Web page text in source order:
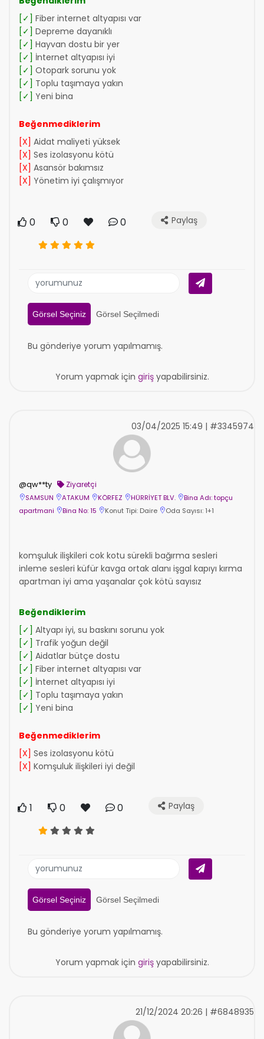
[✓] Fiber internet altyapısı var
[✓] Depreme dayanıklı
[✓] Hayvan dostu bir yer
[✓] İnternet altyapısı iyi
[✓] Otopark sorunu yok
[✓] Toplu taşımaya yakın
[✓] Yeni bina
Beğenmediklerim
[X] Aidat maliyeti yüksek
[X] Ses izolasyonu kötü
[X] Asansör bakımsız
[X] Yönetim iyi çalışmıyor
0 0 0 Paylaş
Görsel Seçiniz Görsel Seçilmedi
Bu gönderiye yorum yapılmamış.
Yorum yapmak için girişyapabilirsiniz.
@qw**ty Ziyaretçi
SAMSUN ATAKUM KÖRFEZ HÜRRİYET BLV.
Bina Adı: topçu
apartmani
Bina No: 15 Konut Tipi: Daire Oda Sayısı: 1+1
03/04/2025 15:49 | #3345974
komşuluk ilişkileri cok kotu sürekli bağırma sesleri
inleme sesleri küfür kavga ortak alanı işgal kapıyı kırma
apartman iyi ama yaşanalar çok kötü sayısız
Beğendiklerim
[✓] Altyapı iyi, su baskını sorunu yok
[✓] Trafik yoğun değil
[✓] Aidatlar bütçe dostu
[✓] Fiber internet altyapısı var
[✓] İnternet altyapısı iyi
[✓] Toplu taşımaya yakın
[✓] Yeni bina
Beğenmediklerim
[X] Ses izolasyonu kötü
[X] Komşuluk ilişkileri iyi değil
1 0 0 Paylaş
Görsel Seçiniz Görsel Seçilmedi
Bu gönderiye yorum yapılmamış.
Yorum yapmak için girişyapabilirsiniz.
21/12/2024 20:26 | #6848935